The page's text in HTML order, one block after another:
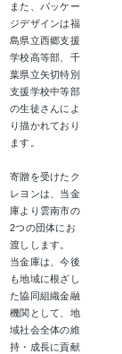
また、パッケー
ジデザインは福
島県立西郷支援
学校高等部、千
葉県立矢切特別
支援学校中等部
の生徒さんによ
り描かれており
ます。
寄贈を受けたク
レヨンは、当金
庫より雲南市の
2つの団体にお
渡しします。
当金庫は、今後
も地域に根ざし
た協同組織金融
機関として、地
域社会全体の維
持・成長に貢献